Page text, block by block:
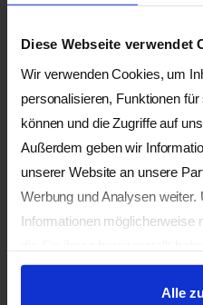
Diese Webseite verwendet
Wir verwenden Cookies, um
personalisieren, Funktionen
können und die Zugriffe auf
Außerdem geben wir
unserer Website an unsere
Werbung und Analysen
Informationen möglicherweise
Nutzung der Dienste
Alle